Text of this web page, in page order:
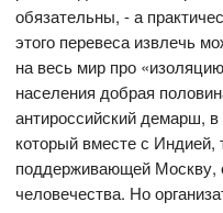
обязательны, - а
этого перевеса извлечь
на весь мир про
населения добрая
антироссийский демарш,
который вместе с Индией,
поддерживающей Москву,
человечества. Но